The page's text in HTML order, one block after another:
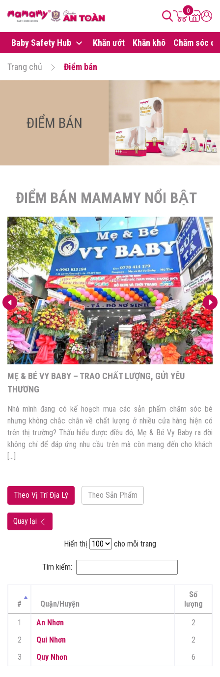
0
Baby Safety Hub Khăn ướt Khăn khô Chăm sóc da
Trang chủ Điểm bán
ĐIỂM BÁN MAMAMY NỔI BẬT
CHẤT LƯỢNG, GỬI YÊU
hoạch mua các sản phẩm chăm sóc bé
về chất lượng ở nhiều cửa hàng hiện có
được điều đó, Mẹ & Bé Vy Baby ra đời
cầu trên mà còn mang đến cho khách
MINI MART HIẾU
Nếu nhà mình đang
và chất lượng, thì
ghé thăm. Với đa
Hiếu Linh đáp ứng đủ
Theo Vị Trí Địa Lý Theo Sản Phẩm
Quay lại
Hiển thị cho mỗi trang
Tìm kiếm:
# Quận/Huyện
Số
lượng
1
An Nhơn
2
2
Qui Nhơn
2
3
Quy Nhơn 6